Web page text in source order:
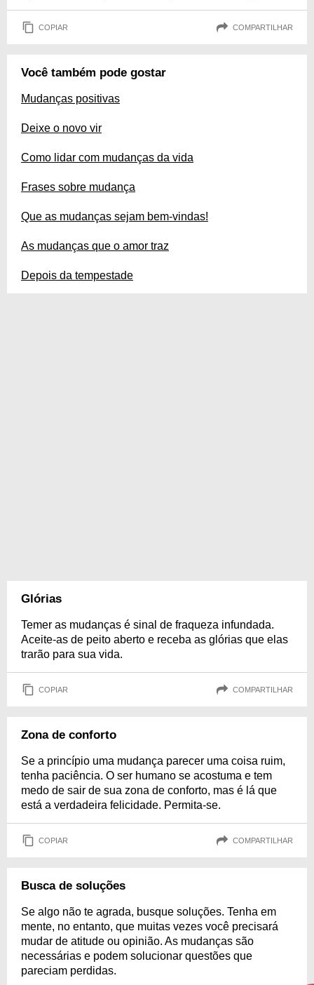
COPIAR COMPARTILHAR
Você também pode gostar
Mudanças positivas
Deixe o novo vir
Como lidar com mudanças da vida
Frases sobre mudança
Que as mudanças sejam bem-vindas!
As mudanças que o amor traz
Depois da tempestade
Glórias
Temer as mudanças é sinal de fraqueza infundada.
Aceite-as de peito aberto e receba as glórias que elas
trarão para sua vida.
COPIAR COMPARTILHAR
Zona de conforto
Se a princípio uma mudança parecer uma coisa ruim,
tenha paciência. O ser humano se acostuma e tem
medo de sair de sua zona de conforto, mas é lá que
está a verdadeira felicidade. Permita-se.
COPIAR COMPARTILHAR
Busca de soluções
Se algo não te agrada, busque soluções. Tenha em
mente, no entanto, que muitas vezes você precisará
mudar de atitude ou opinião. As mudanças são
necessárias e podem solucionar questões que
pareciam perdidas.